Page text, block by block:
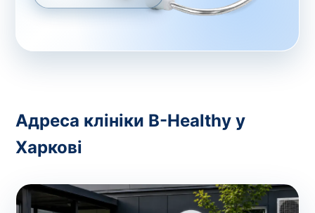
Адреса клініки B-Healthy у
Харкові